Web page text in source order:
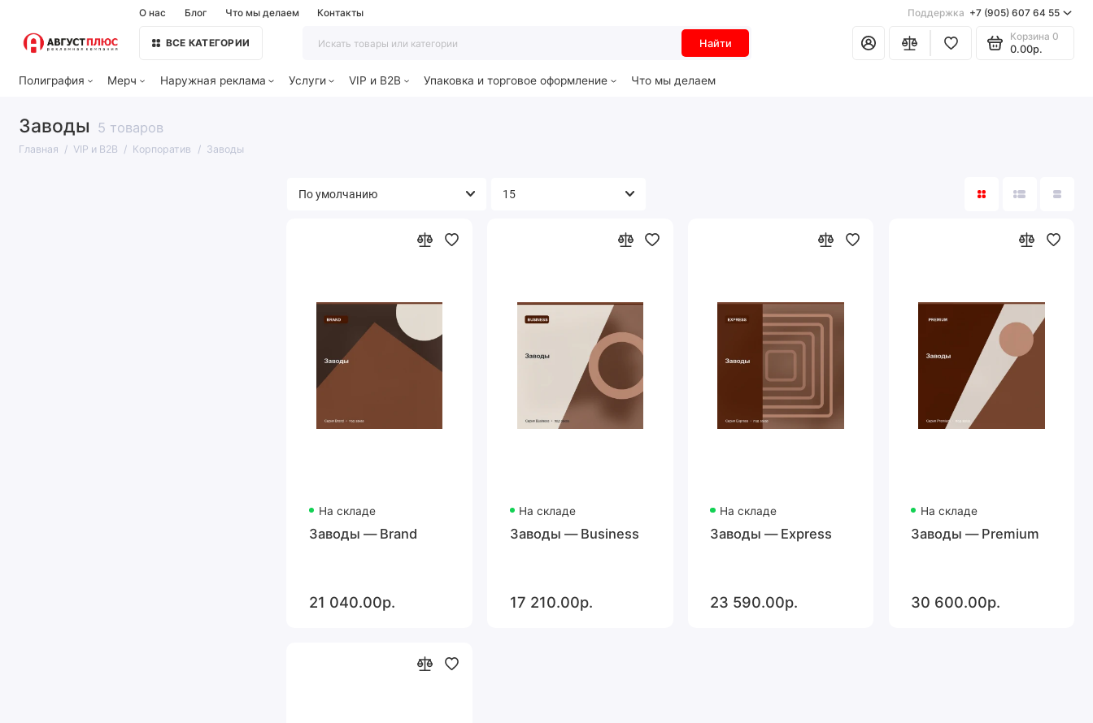
О нас Блог Что мы делаем Контакты Поддержка +7 (905) 607 64 55
ВСЕ КАТЕГОРИИ Найти
Корзина 0
0.00р.
Полиграфия Мерч Наружная реклама Услуги VIP и B2B Упаковка и торговое оформление Что мы делаем
Заводы 5 товаров
Главная VIP и B2B Корпоратив Заводы
На складе
Заводы — Brand
21 040.00р.
На складе
Заводы — Business
17 210.00р.
На складе
Заводы — Express
23 590.00р.
На складе
Заводы — Premium
30 600.00р.